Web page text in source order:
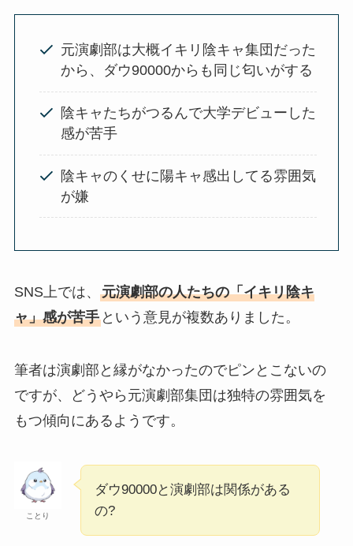
元演劇部は大概イキリ陰キャ集団だった
から、ダウ90000からも同じ匂いがする
陰キャたちがつるんで大学デビューした
感が苦手
陰キャのくせに陽キャ感出してる雰囲気
が嫌
SNS上では、 元演劇部の人たちの「イキリ陰キ
ャ」感が苦手という意見が複数ありました。
筆者は演劇部と縁がなかったのでピンとこないの
ですが、どうやら元演劇部集団は独特の雰囲気を
もつ傾向にあるようです。
ことり
ダウ90000と演劇部は関係がある
の?